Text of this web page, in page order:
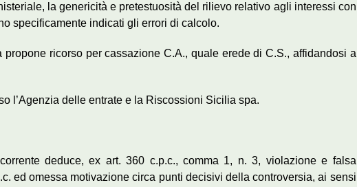
la genericità e pretestuosità del rilievo relativo agli interessi con
specificamente indicati gli errori di calcolo.
propone ricorso per cassazione C.A., quale erede di C.S., affidandosi a
l’Agenzia delle entrate e la Riscossioni Sicilia spa.
deduce, ex art. 360 c.p.c., comma 1, n. 3, violazione e falsa
ed omessa motivazione circa punti decisivi della controversia, ai sensi